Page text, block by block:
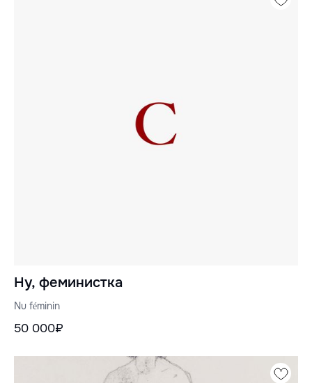
Ну, феминистка
Nu féminin
50 000₽